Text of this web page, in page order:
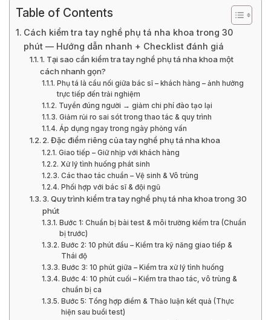
Table of Contents
Cách kiểm tra tay nghề phụ tá nha khoa trong 30
phút — Hướng dẫn nhanh + Checklist đánh giá
1. Tại sao cần kiểm tra tay nghề phụ tá nha khoa một
cách nhanh gọn?
Phụ tá là cầu nối giữa bác sĩ – khách hàng – ảnh hưởng
trực tiếp đến trải nghiệm
Tuyển đúng người → giảm chi phí đào tạo lại
Giảm rủi ro sai sót trong thao tác & quy trình
Áp dụng ngay trong ngày phỏng vấn
2. Đặc điểm riêng của tay nghề phụ tá nha khoa
Giao tiếp – Giữ nhịp với khách hàng
Xử lý tình huống phát sinh
Các thao tác chuẩn – Vệ sinh & Vô trùng
Phối hợp với bác sĩ & đội ngũ
3. Quy trình kiểm tra tay nghề phụ tá nha khoa trong 30
phút
Bước 1: Chuẩn bị bài test & môi trường kiểm tra (Chuẩn
bị trước)
Bước 2: 10 phút đầu – Kiểm tra kỹ năng giao tiếp &
Thái độ
Bước 3: 10 phút giữa – Kiểm tra xử lý tình huống
Bước 4: 10 phút cuối – Kiểm tra thao tác, vô trùng &
chuẩn bị ca
Bước 5: Tổng hợp điểm & Thảo luận kết quả (Thực
hiện sau buổi test)